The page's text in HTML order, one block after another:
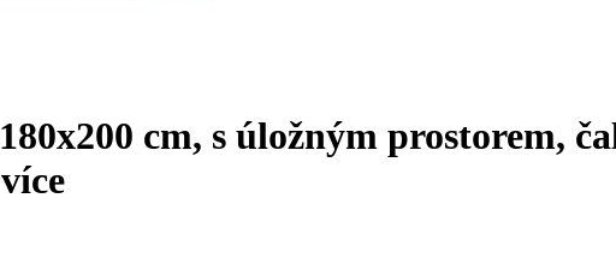
180x200 cm, s úložným prostorem,
více